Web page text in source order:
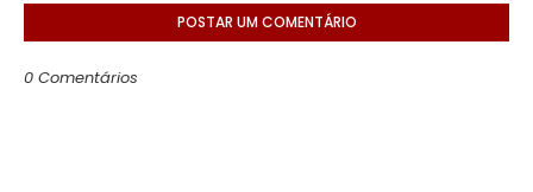
POSTAR UM COMENTÁRIO
0 Comentários